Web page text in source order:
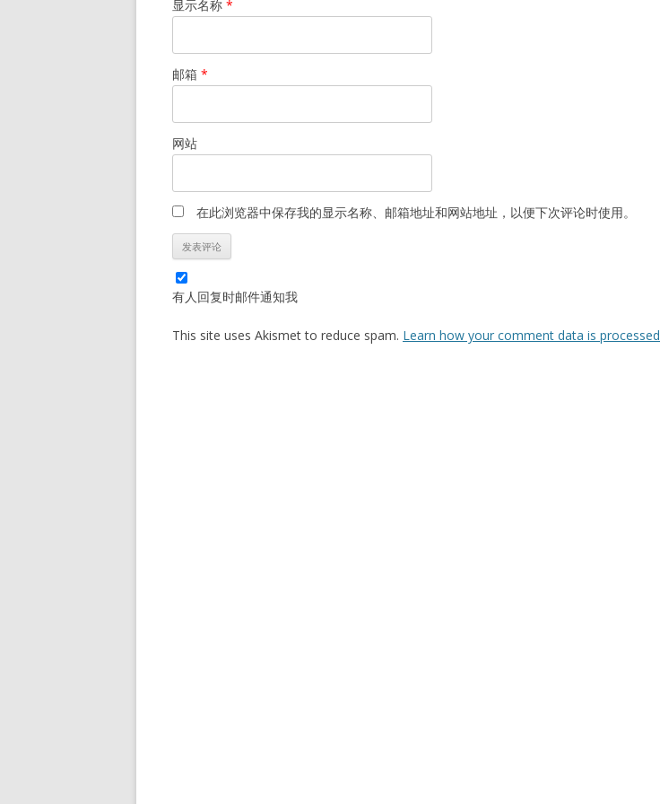
显示名称 *
邮箱 *
网站
在此浏览器中保存我的显示名称、邮箱地址和网站地址，以便下次评论时使用。
有人回复时邮件通知我
This site uses Akismet to reduce spam. Learn how your comment data is processed